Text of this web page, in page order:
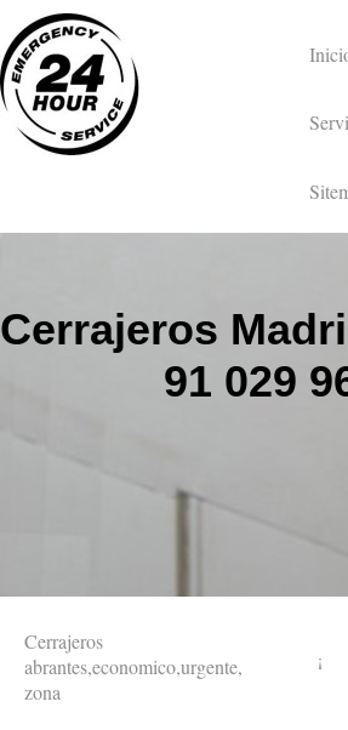
Cerrajeros
91 029
¡
Cerrajeros
abrantes,economico,urgente,
zona